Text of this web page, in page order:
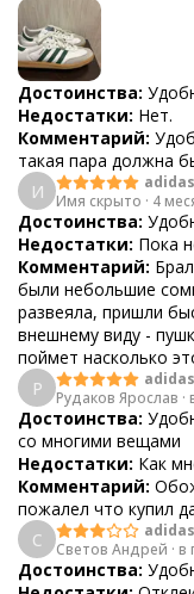
Достоинства:
Недостатки: Нет.
Комментарий:
такая пара должна
И
Имя скрыто · 4
Достоинства:
Недостатки: Пока
Комментарий:
были небольшие
развеяла, пришли
внешнему виду -
поймет насколько
Р
Рудаков Ярослав ·
Достоинства:
со многими вещами
Недостатки: Как
Комментарий:
пожалел что купил
С
Светов Андрей · в
Достоинства: